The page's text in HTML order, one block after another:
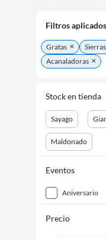
Filtros aplicados
Gratas
Acanaladoras
Stock en tienda
Sayago
Maldonado
Eventos
aniversario
Precio